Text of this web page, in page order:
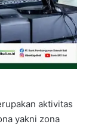
aktivitas
yakni zona